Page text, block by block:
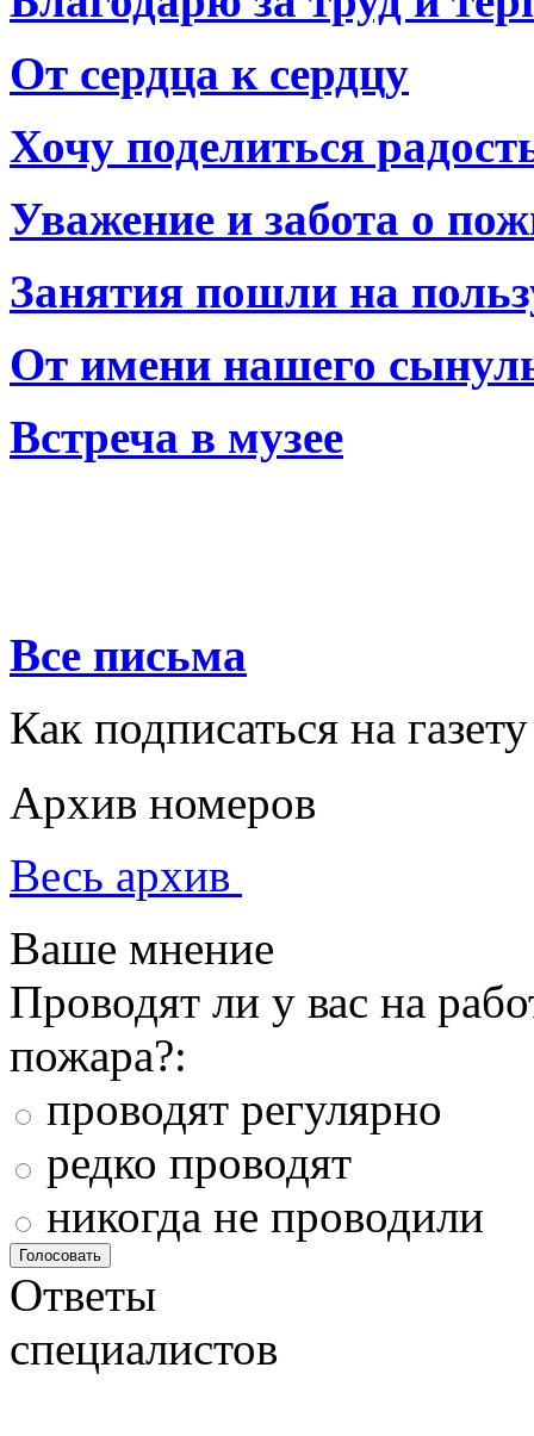
От сердца к сердцу
Хочу поделиться
Уважение и забота о
Занятия пошли на
От имени нашего
Встреча в музее
Все письма
Как подписаться на газету
Архив номеров
Весь архив
Ваше мнение
Проводят ли у вас на
пожара?:
проводят регулярно
редко проводят
никогда не проводили
Ответы
специалистов